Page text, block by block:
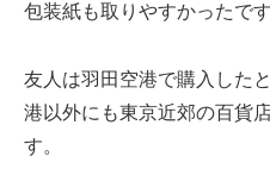
包装紙も取りやすかったです
友人は羽田空港で購入した
港以外にも東京近郊の百貨
す。